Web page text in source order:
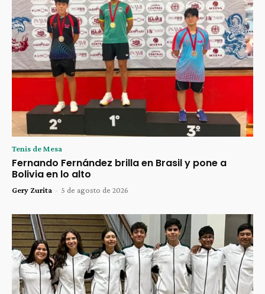
Tenis de Mesa
Fernando Fernández brilla en Brasil y pone a
Bolivia en lo alto
Gery Zurita - 5 de agosto de 2026